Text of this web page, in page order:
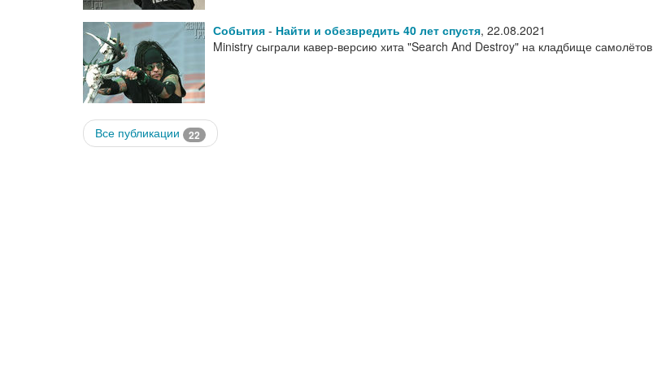
События - Найти и обезвредить 40 лет спустя, 22.08.2021
Ministry сыграли кавер-версию хита "Search And Destroy" на кладбище самолётов
Все публикации 22